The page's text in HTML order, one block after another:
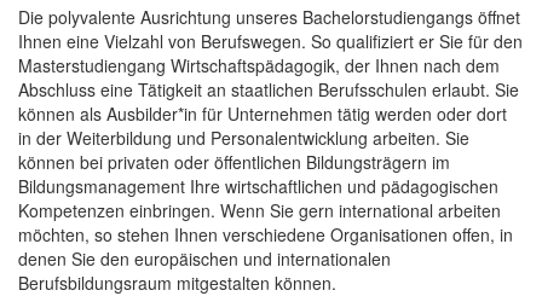
Die polyvalente Ausrichtung unseres Bachelorstudiengangs öffnet
Ihnen eine Vielzahl von Berufswegen. So qualifiziert er Sie für den
Masterstudiengang Wirtschaftspädagogik, der Ihnen nach dem
Abschluss eine Tätigkeit an staatlichen Berufsschulen erlaubt. Sie
können als Ausbilder*in für Unternehmen tätig werden oder dort
in der Weiterbildung und Personalentwicklung arbeiten. Sie
können bei privaten oder öffentlichen Bildungsträgern im
Bildungsmanagement Ihre wirtschaftlichen und pädagogischen
Kompetenzen einbringen. Wenn Sie gern international arbeiten
möchten, so stehen Ihnen verschiedene Organisationen offen, in
denen Sie den europäischen und internationalen
Berufsbildungsraum mitgestalten können.